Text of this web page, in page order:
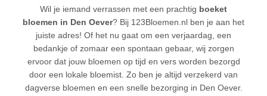
Wil je iemand verrassen met een prachtig boeket
bloemen in Den Oever? Bij 123Bloemen.nl ben je aan het
juiste adres! Of het nu gaat om een verjaardag, een
bedankje of zomaar een spontaan gebaar, wij zorgen
ervoor dat jouw bloemen op tijd en vers worden bezorgd
door een lokale bloemist. Zo ben je altijd verzekerd van
dagverse bloemen en een snelle bezorging in Den Oever.